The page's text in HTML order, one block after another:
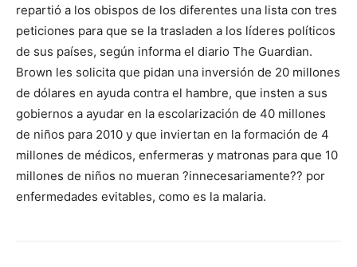
repartió a los obispos de los diferentes una lista con tres
peticiones para que se la trasladen a los líderes políticos
de sus países, según informa el diario The Guardian.
Brown les solicita que pidan una inversión de 20 millones
de dólares en ayuda contra el hambre, que insten a sus
gobiernos a ayudar en la escolarización de 40 millones
de niños para 2010 y que inviertan en la formación de 4
millones de médicos, enfermeras y matronas para que 10
millones de niños no mueran ?innecesariamente?? por
enfermedades evitables, como es la malaria.